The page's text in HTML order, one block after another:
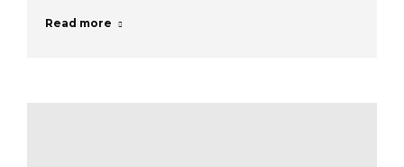
Read more